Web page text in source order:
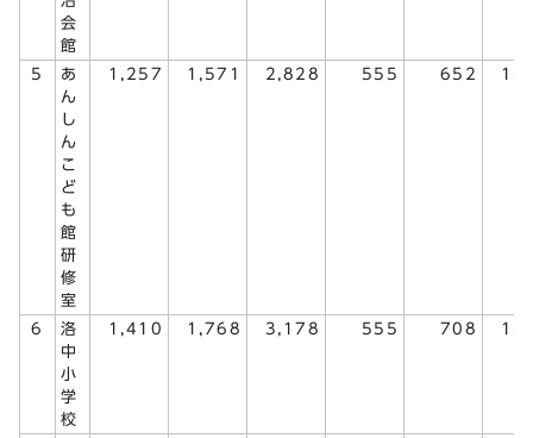
会
館
5
あ
ん
し
ん
こ
ど
も
館
研
修
室
1,257 1,571 2,828 555 652
6
洛
中
小
学
校
1,410 1,768 3,178 555 708